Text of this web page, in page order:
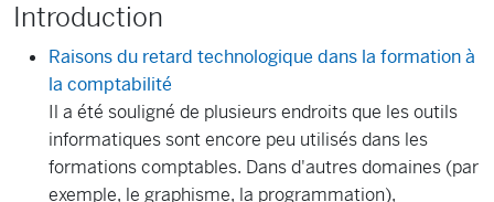
Introduction
Raisons du retard technologique dans la formation à
la comptabilité
Il a été souligné de plusieurs endroits que les outils
informatiques sont encore peu utilisés dans les
formations comptables. Dans d'autres domaines (par
exemple, le graphisme, la programmation),